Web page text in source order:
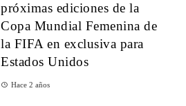
próximas ediciones de la
Copa Mundial Femenina de
la FIFA en exclusiva para
Estados Unidos
Hace 2 años